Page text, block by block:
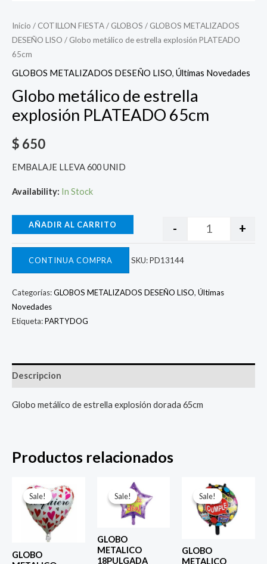
Inicio / COTILLON FIESTA/ GLOBOS / GLOBOS METALIZADOS
DESEÑO LISO / Globo metálico de estrella explosión PLATEADO
65cm
GLOBOS METALIZADOS DESEÑO LISO, Últimas Novedades
Globo metálico de estrella
explosión PLATEADO 65cm
$ 650
EMBALAJE LLEVA 600 UNID
Availability: In Stock
- +
AÑADIR AL CARRITO
CONTINUA COMPRA SKU:PD13144
Categorías:GLOBOS METALIZADOS DESEÑO LISO, Últimas
Novedades
Etiqueta:PARTYDOG
Descripcion
Globo metálico de estrella explosión dorada 65cm
Productos relacionados
Sale!
Sale!
GLOBO
precio
original
era:
$ 4.000.
Sale!
Sale!
GLOBO
METALICO
18PULGADA
El
precio
original
era:
Sale!
Sale!
GLOBO
METALICO
El
precio
original
era:
$ 4.000.